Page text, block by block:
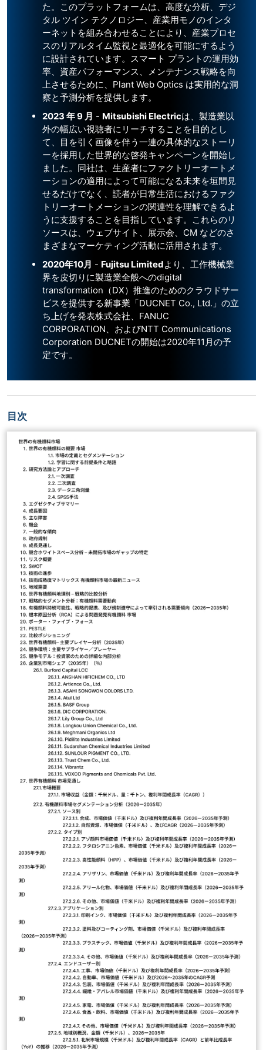
た。このプラットフォームは、高度な分析、デジ
タル ツイン テクノロジー、産業用モノのインタ
ーネットを組み合わせることにより、産業プロセ
スのリアルタイム監視と最適化を可能にするよう
に設計されています。スマート プラントの運用効
率、資産パフォーマンス、メンテナンス戦略を向
上させるために、Plant Web Optics は実用的な洞
察と予測分析を提供します。
2023 年 9 月 - Mitsubishi Electricは、製造業以
外の幅広い視聴者にリーチすることを目的とし
て、目を引く画像を伴う一連の具体的なストーリ
ーを採用した世界的な啓発キャンペーンを開始し
ました。同社は、生産者にファクトリーオートメ
ーションの適用によって可能になる未来を垣間見
せるだけでなく、読者が日常生活におけるファク
トリーオートメーションの関連性を理解できるよ
うに支援することを目指しています。これらのリ
ソースは、ウェブサイト、展示会、CM などのさ
まざまなマーケティング活動に活用されます。
2020年10月 - Fujitsu Limitedより、工作機械業
界を皮切りに製造業全般へのdigital
transformation（DX）推進のためのクラウドサー
ビスを提供する新事業「DUCNET Co., Ltd.」の立
ち上げを発表株式会社、FANUC
CORPORATION、およびNTT Communications
Corporation DUCNETの開始は2020年11月の予
定です。
目次